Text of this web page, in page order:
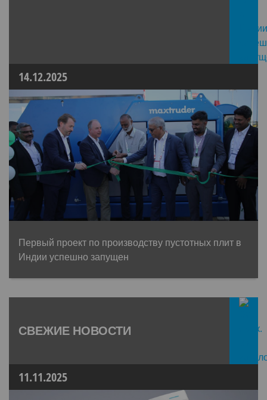
14.12.2025
Первый проект по производству пустотных плит в
Индии успешно запущен
СВЕЖИЕ НОВОСТИ
11.11.2025